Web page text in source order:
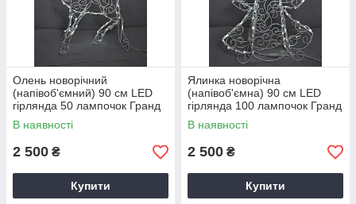
Олень новорічний
(напівоб'ємний) 90 см LED
гірлянда 50 лампочок Гранд
Презент 220224
В наявності
2 500 ₴
Купити
Ялинка новорічна
(напівоб'ємна) 90 см LED
гірлянда 100 лампочок Гранд
Презент 220226
В наявності
2 500 ₴
Купити